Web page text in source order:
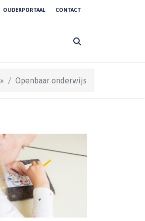
OUDERPORTAAL CONTACT
» Openbaar onderwijs